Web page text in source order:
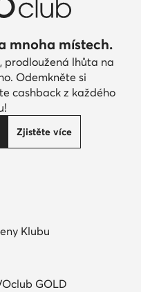
mnoha místech.
prodloužená lhůta na
Odemkněte si
cashback z každého
Zjistěte více
Klubu
GOLD